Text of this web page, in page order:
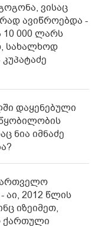
ვისაც
ავიწროებდა -
10 000 ლარს
სახალხოდ
დაყენებული
ნია იმნაძე
აი, 2012 წლის
იზეიმეთ,
ქართული